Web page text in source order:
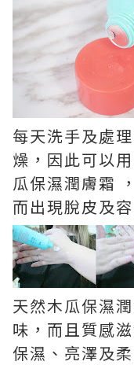
每天洗手及處
燥，因此可以
瓜保濕潤膚霜
而出現脫皮及
天然木瓜保濕
味，而且質感
保濕、亮澤及柔